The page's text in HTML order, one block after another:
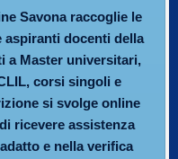
Savona raccoglie le
docenti della
a Master universitari,
corsi singoli e
si svolge online
ricevere assistenza
e nella verifica